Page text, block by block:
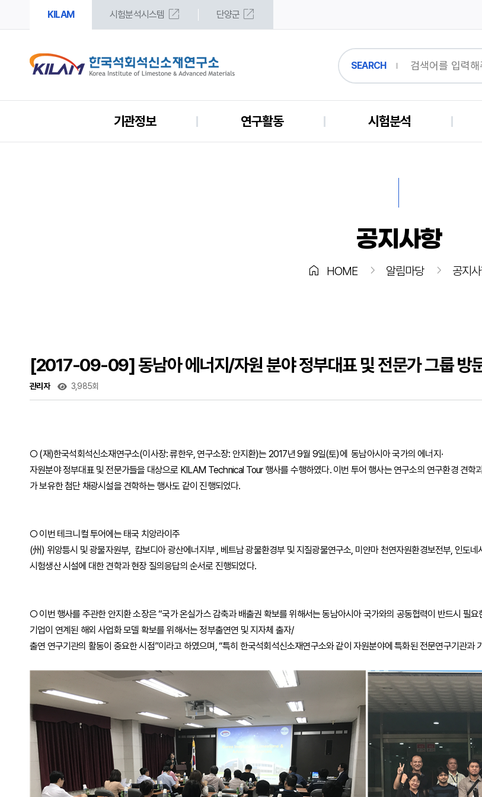
KILAM 시험분석시스템 open_in_new 단양군 open_in_new
SEARCH
기관정보 연구활동 시험분석
공지사항
home HOME chevron_right 알림마당 chevron_right 공지
[2017-09-09] 동남아 에너지/자원 분야 정부대표 및 전문가 그룹 방
관리자 3,985회
○ (재)한국석회석신소재연구소(이사장: 류한우, 연구소장: 안지환)는 2017년 9월 9일(토)에 동남아시아 국가의 에너지·
자원분야 정부대표 및 전문가들을 대상으로 KILAM Technical Tour 행사를 수행하였다. 이번 투어 행사는 연구소의 연구환경 견
가 보유한 첨단 채광시설을 견학하는 행사도 같이 진행되었다.
○ 이번 테크니컬 투어에는 태국 치앙라이주
(州) 위앙틍시 및 광물자원부, 캄보디아 광산에너지부 , 베트남 광물환경부 및 지질광물연구소, 미얀마 천연자원환경보전부, 인
시험생산 시설에 대한 견학과 현장 질의응답의 순서로 진행되었다.
○ 이번 행사를 주관한 안지환 소장은 “국가 온실가스 감축과 배출권 확보를 위해서는 동남아시아 국가와의 공동협력이 반드시 필
기업이 연계된 해외 사업화 모델 확보를 위해서는 정부출연연 및 지자체 출자/
출연 연구기관의 활동이 중요한 시점”이라고 하였으며, “특히 한국석회석신소재연구소와 같이 자원분야에 특화된 전문연구기관과